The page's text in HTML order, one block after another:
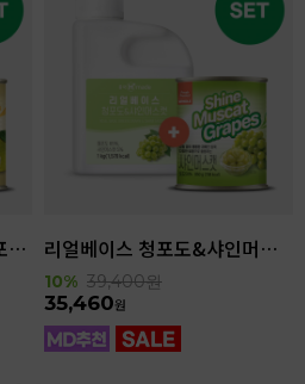
리얼베이스 포멜로 1kg + 포멜로쌕 850g SET 리얼베이스 청포도&샤인머스캣 1kg + 샤인머스캣 850g SET
10% 39,400원
35,460원